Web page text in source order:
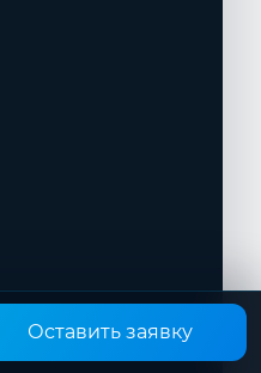
Оставить заявку